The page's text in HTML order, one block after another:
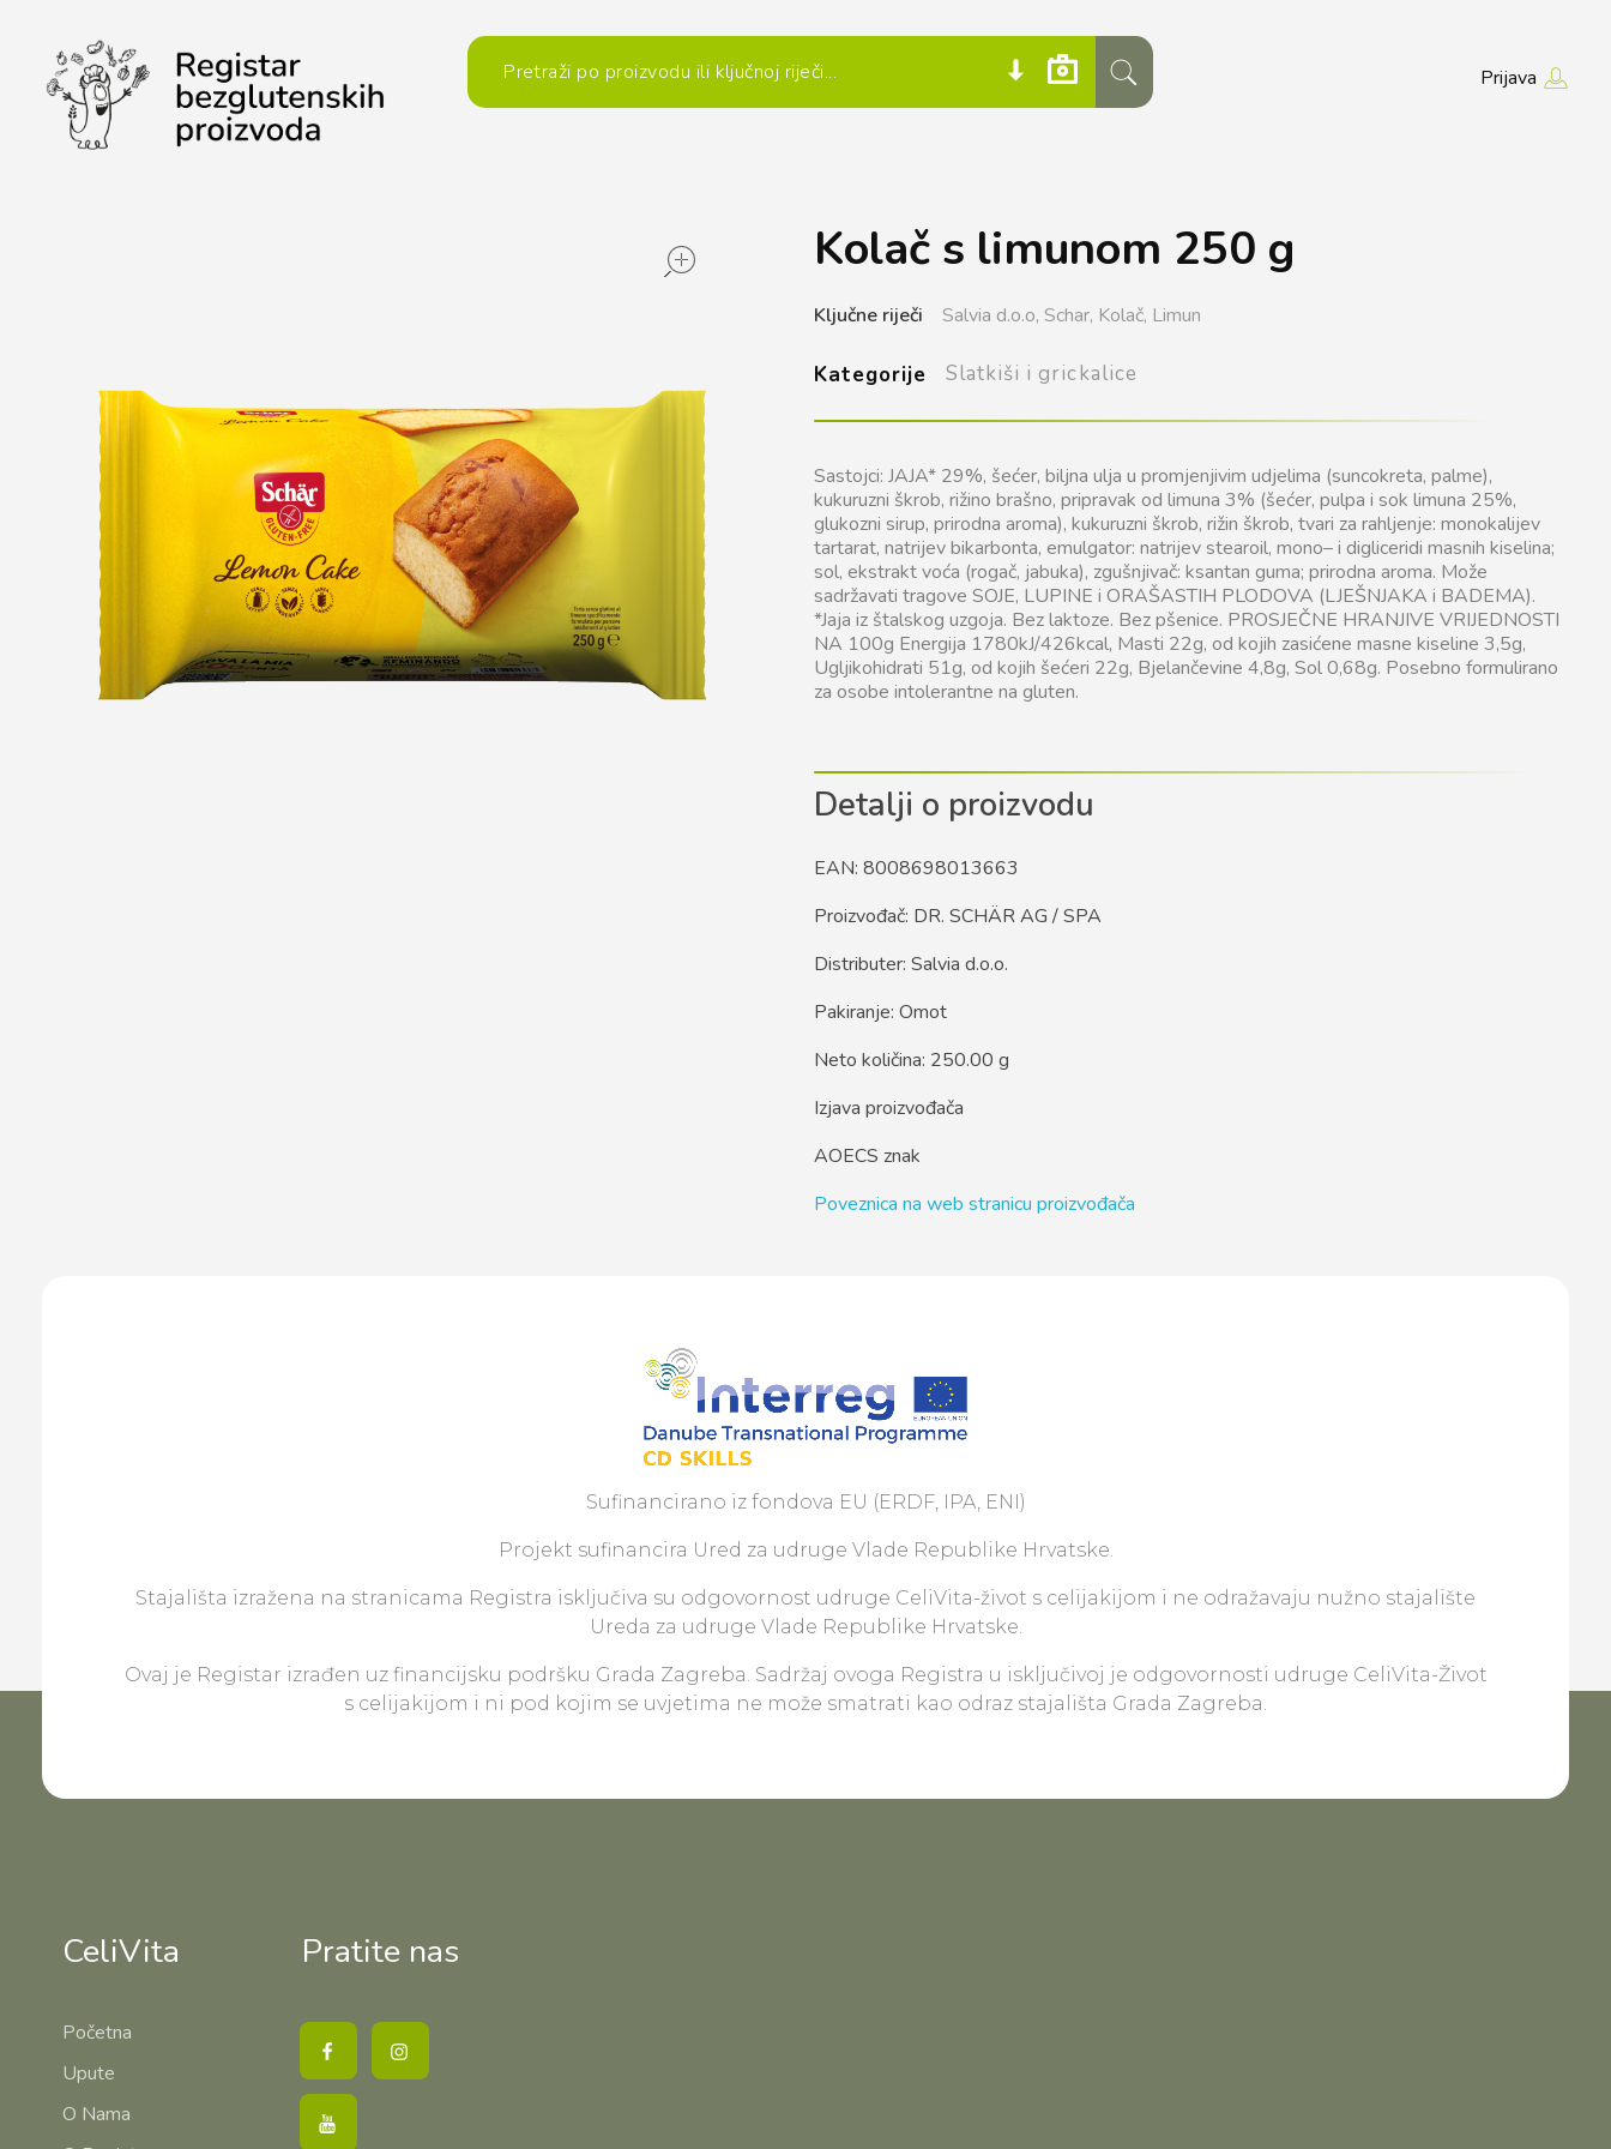
Prijava
Kolač s limunom 250 g
Sastojci: JAJA* 29%, šećer, biljna ulja u promjenjivim udjelima (suncokreta, palme),
kukuruzni škrob, rižino brašno, pripravak od limuna 3% (šećer, pulpa i sok limuna 25%,
glukozni sirup, prirodna aroma), kukuruzni škrob, rižin škrob, tvari za rahljenje: monokalijev
tartarat, natrijev bikarbonta, emulgator: natrijev stearoil, mono– i digliceridi masnih kiselina;
sol, ekstrakt voća (rogač, jabuka), zgušnjivač: ksantan guma; prirodna aroma. Može
sadržavati tragove SOJE, LUPINE i ORAŠASTIH PLODOVA (LJEŠNJAKA i BADEMA).
*Jaja iz štalskog uzgoja. Bez laktoze. Bez pšenice. PROSJEČNE HRANJIVE VRIJEDNOSTI
NA 100g Energija 1780kJ/426kcal, Masti 22g, od kojih zasićene masne kiseline 3,5g,
Ugljikohidrati 51g, od kojih šećeri 22g, Bjelančevine 4,8g, Sol 0,68g. Posebno formulirano
za osobe intolerantne na gluten.
Ključne riječi Salvia d.o.o, Schar, Kolač, Limun
Kategorije Slatkiši i grickalice
Detalji o proizvodu
EAN: 8008698013663
Proizvođač: DR. SCHÄR AG / SPA
Distributer: Salvia d.o.o.
Pakiranje: Omot
Neto količina: 250.00 g
Izjava proizvođača
AOECS znak
Poveznica na web stranicu proizvođača
Sufinancirano iz fondova EU (ERDF, IPA, ENI)
Projekt sufinancira Ured za udruge Vlade Republike Hrvatske.
Stajališta izražena na stranicama Registra isključiva su odgovornost udruge CeliVita-život s celijakijom i ne odražavaju nužno stajalište
Ureda za udruge Vlade Republike Hrvatske.
Ovaj je Registar izrađen uz financijsku podršku Grada Zagreba. Sadržaj ovoga Registra u isključivoj je odgovornosti udruge CeliVita-Život
s celijakijom i ni pod kojim se uvjetima ne može smatrati kao odraz stajališta Grada Zagreba.
CeliVita
Početna
Upute
O Nama
Pratite nas